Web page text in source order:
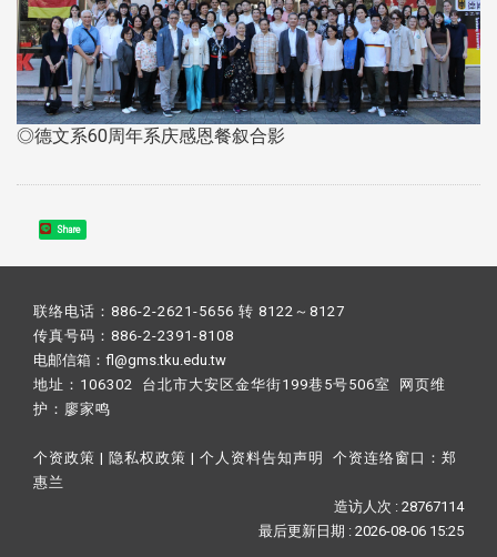
◎德文系60周年系庆感恩餐叙合影
Share
联络电话：886-2-2621-5656 转 8122～8127
传真号码：886-2-2391-8108
电邮信箱：fl@gms.tku.edu.tw
地址：106302 台北市大安区金华街199巷5号506室 网页维
护： 廖家鸣​
个资政策 | 隐私权政策 | 个人资料告知声明 个资连络窗口： 郑
惠兰
造访人次 : 28767114
最后更新日期 :2026-08-06 15:25